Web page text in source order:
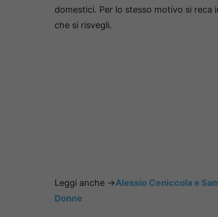
domestici. Per lo stesso motivo si reca
che si risvegli.
Leggi anche ->Alessio Ceniccola e
Donne